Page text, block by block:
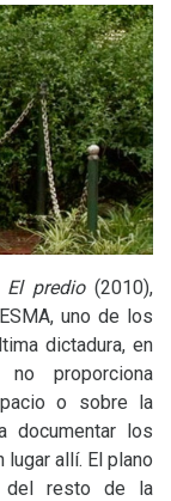
El predio(2010),
ESMA, uno de los
dictadura, en
proporciona
o sobre la
documentar los
allí. El plano
del resto de la